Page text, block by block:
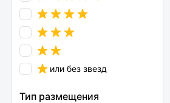
или без звезд
Тип размещения